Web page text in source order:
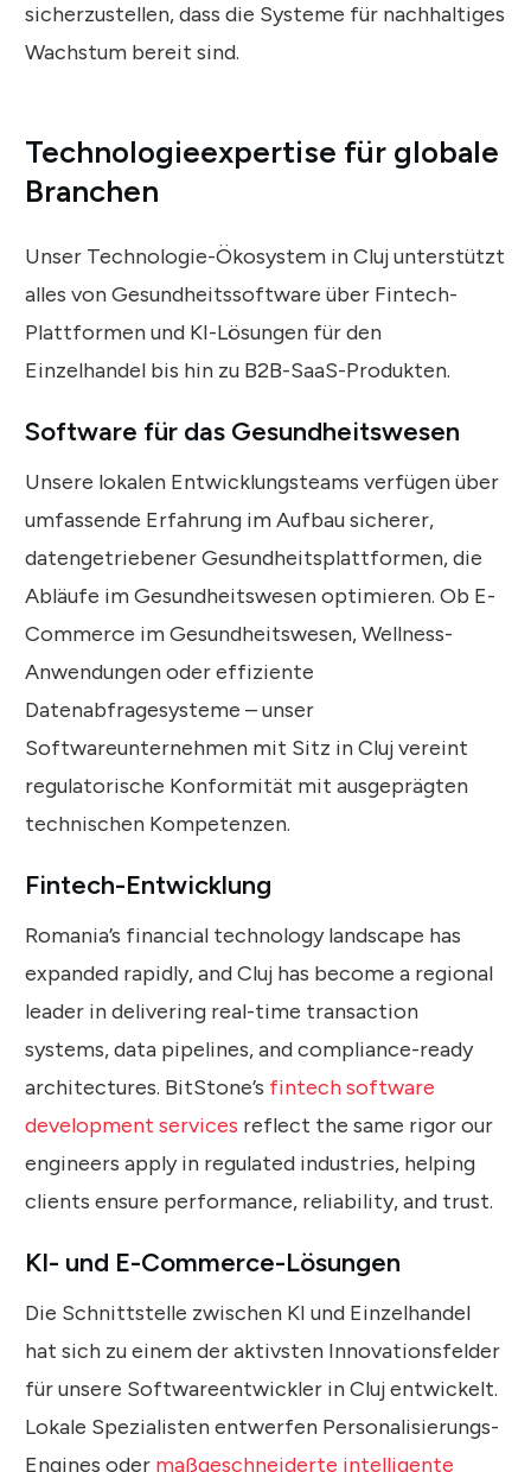
sicherzustellen, dass die Systeme für nachhaltiges
Wachstum bereit sind.
Technologieexpertise für globale
Branchen
Unser Technologie-Ökosystem in Cluj unterstützt
alles von Gesundheitssoftware über Fintech-
Plattformen und KI-Lösungen für den
Einzelhandel bis hin zu B2B-SaaS-Produkten.
Software für das Gesundheitswesen
Unsere lokalen Entwicklungsteams verfügen über
umfassende Erfahrung im Aufbau sicherer,
datengetriebener Gesundheitsplattformen, die
Abläufe im Gesundheitswesen optimieren. Ob E-
Commerce im Gesundheitswesen, Wellness-
Anwendungen oder effiziente
Datenabfragesysteme – unser
Softwareunternehmen mit Sitz in Cluj vereint
regulatorische Konformität mit ausgeprägten
technischen Kompetenzen.
Fintech-Entwicklung
Romania’s financial technology landscape has
expanded rapidly, and Cluj has become a regional
leader in delivering real-time transaction
systems, data pipelines, and compliance-ready
architectures. BitStone’s fintech software
development services reflect the same rigor our
engineers apply in regulated industries, helping
clients ensure performance, reliability, and trust.
KI- und E-Commerce-Lösungen
Die Schnittstelle zwischen KI und Einzelhandel
hat sich zu einem der aktivsten Innovationsfelder
für unsere Softwareentwickler in Cluj entwickelt.
Lokale Spezialisten entwerfen Personalisierungs-
Engines oder maßgeschneiderte intelligente